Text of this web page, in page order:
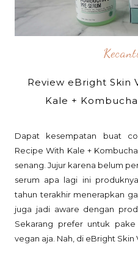
Review eBright Skin
Kale +
Dapat kesempatan buat
Recipe With Kale +
senang. Jujur karena belum
serum apa lagi ini
tahun terakhir menerapkan
juga jadi aware dengan
Sekarang prefer untuk
vegan aja. Nah, di eBright Skin